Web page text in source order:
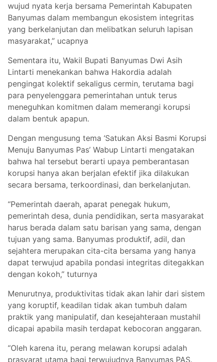
wujud nyata kerja bersama Pemerintah Kabupaten
Banyumas dalam membangun ekosistem integritas
yang berkelanjutan dan melibatkan seluruh lapisan
masyarakat,” ucapnya
Sementara itu, Wakil Bupati Banyumas Dwi Asih
Lintarti menekankan bahwa Hakordia adalah
pengingat kolektif sekaligus cermin, terutama bagi
para penyelenggara pemerintahan untuk terus
meneguhkan komitmen dalam memerangi korupsi
dalam bentuk apapun.
Dengan mengusung tema ‘Satukan Aksi Basmi Korupsi
Menuju Banyumas Pas’ Wabup Lintarti mengatakan
bahwa hal tersebut berarti upaya pemberantasan
korupsi hanya akan berjalan efektif jika dilakukan
secara bersama, terkoordinasi, dan berkelanjutan.
“Pemerintah daerah, aparat penegak hukum,
pemerintah desa, dunia pendidikan, serta masyarakat
harus berada dalam satu barisan yang sama, dengan
tujuan yang sama. Banyumas produktif, adil, dan
sejahtera merupakan cita-cita bersama yang hanya
dapat terwujud apabila pondasi integritas ditegakkan
dengan kokoh,” tuturnya
Menurutnya, produktivitas tidak akan lahir dari sistem
yang koruptif, keadilan tidak akan tumbuh dalam
praktik yang manipulatif, dan kesejahteraan mustahil
dicapai apabila masih terdapat kebocoran anggaran.
“Oleh karena itu, perang melawan korupsi adalah
prasyarat utama bagi terwujudnya Banyumas PAS.